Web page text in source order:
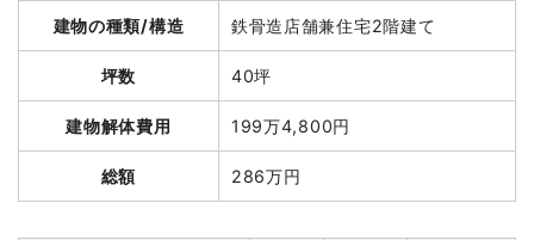
室外設備・機器撤去
1式
20,000円
値引き
39,500円
総額 291万5,000円
品名
軽量鉄骨造店舗34坪1階
34坪
35,378
1,202,837
建物の種類/構造 鉄骨造店舗兼住宅2階建て
坪数 40坪
建物解体費用 199万4,800円
総額 286万円